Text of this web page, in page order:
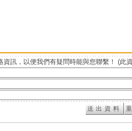
資訊，以便我們有疑問時能與您聯繫！ (此